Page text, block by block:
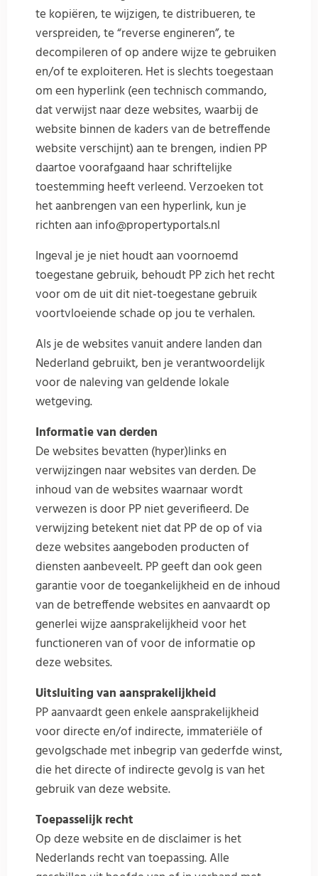
te kopiëren, te wijzigen, te distribueren, te
verspreiden, te “reverse engineren”, te
decompileren of op andere wijze te gebruiken
en/of te exploiteren. Het is slechts toegestaan
om een hyperlink (een technisch commando,
dat verwijst naar deze websites, waarbij de
website binnen de kaders van de betreffende
website verschijnt) aan te brengen, indien PP
daartoe voorafgaand haar schriftelijke
toestemming heeft verleend. Verzoeken tot
het aanbrengen van een hyperlink, kun je
richten aan info@propertyportals.nl
Ingeval je je niet houdt aan voornoemd
toegestane gebruik, behoudt PP zich het recht
voor om de uit dit niet-toegestane gebruik
voortvloeiende schade op jou te verhalen.
Als je de websites vanuit andere landen dan
Nederland gebruikt, ben je verantwoordelijk
voor de naleving van geldende lokale
wetgeving.
Informatie van derden
De websites bevatten (hyper)links en
verwijzingen naar websites van derden. De
inhoud van de websites waarnaar wordt
verwezen is door PP niet geverifieerd. De
verwijzing betekent niet dat PP de op of via
deze websites aangeboden producten of
diensten aanbeveelt. PP geeft dan ook geen
garantie voor de toegankelijkheid en de inhoud
van de betreffende websites en aanvaardt op
generlei wijze aansprakelijkheid voor het
functioneren van of voor de informatie op
deze websites.
Uitsluiting van aansprakelijkheid
PP aanvaardt geen enkele aansprakelijkheid
voor directe en/of indirecte, immateriële of
gevolgschade met inbegrip van gederfde winst,
die het directe of indirecte gevolg is van het
gebruik van deze website.
Toepasselijk recht
Op deze website en de disclaimer is het
Nederlands recht van toepassing. Alle